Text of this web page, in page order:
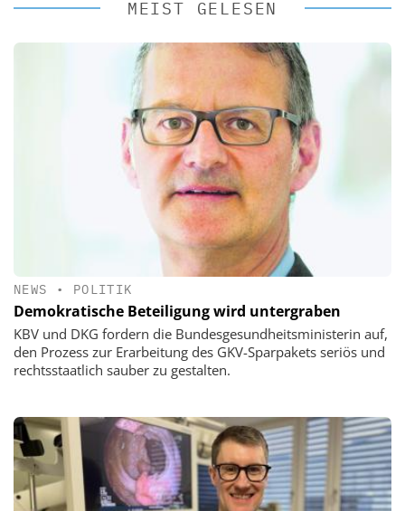
MEIST GELESEN
NEWS • POLITIK
Demokratische Beteiligung wird untergraben
KBV und DKG fordern die Bundesgesundheitsministerin auf,
den Prozess zur Erarbeitung des GKV-Sparpakets seriös und
rechtsstaatlich sauber zu gestalten.